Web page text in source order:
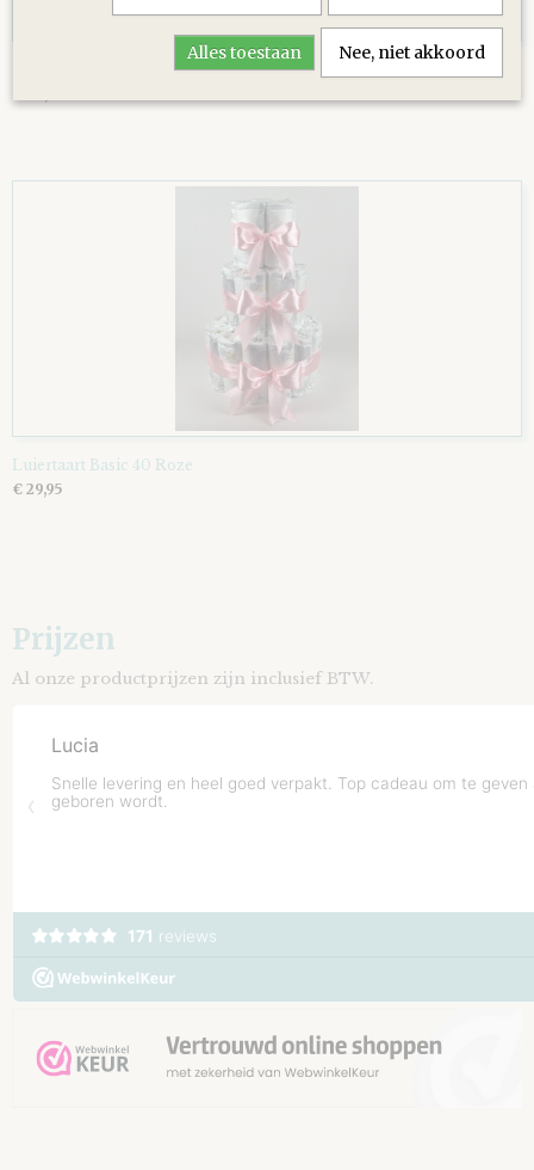
Luiertaart Uil Grey-Blue - diep Blauw
Luiertaart Basic 40 Roze
€ 29,95
Prijzen
Al onze productprijzen zijn inclusief BTW.
Alles toestaan Nee, niet akkoord